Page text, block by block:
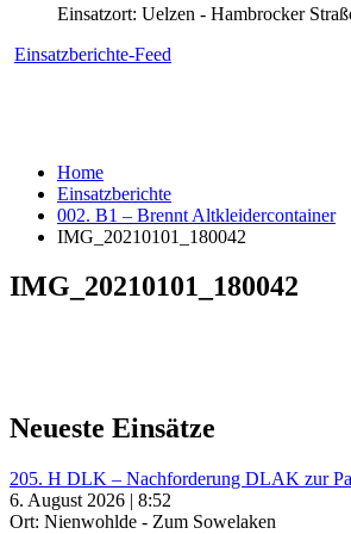
Einsatzort: Uelzen - Hambrocker
Einsatzberichte-Feed
Home
Einsatzberichte
002. B1 – Brennt Altkleidercontainer
IMG_20210101_180042
IMG_20210101_180042
Neueste Einsätze
205. H DLK – Nachforderung DLAK zur
6. August 2026 | 8:52
Ort: Nienwohlde - Zum Sowelaken